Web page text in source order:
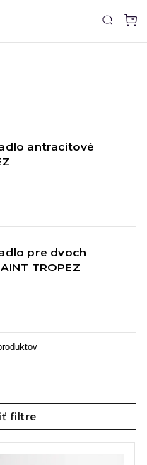
antracitové
pre dvoch
TROPEZ